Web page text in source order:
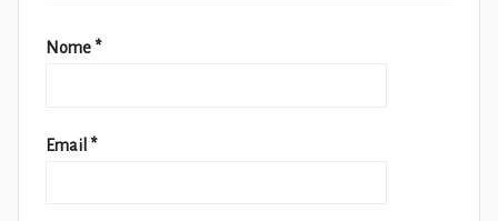
Nome *
Email *